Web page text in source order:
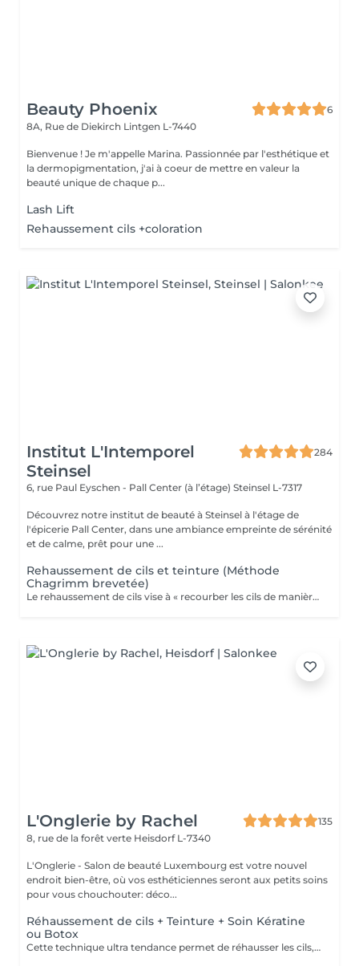
Beauty Phoenix
6
8A, Rue de Diekirch Lintgen L-7440
Bienvenue ! Je m'appelle Marina. Passionnée par l'esthétique et
la dermopigmentation, j'ai à coeur de mettre en valeur la
beauté unique de chaque p...
Lash Lift
Rehaussement cils +coloration
Institut L'Intemporel
Steinsel
284
6, rue Paul Eyschen - Pall Center (à l’étage) Steinsel L-7317
Découvrez notre institut de beauté à Steinsel à l'étage de
l'épicerie Pall Center, dans une ambiance empreinte de sérénité
et de calme, prêt pour une ...
Rehaussement de cils et teinture (Méthode
Chagrimm brevetée)
Le rehaussement de cils vise à « recourber les cils de manière naturelle afin de les galber et leur donner un effet mascara ». Et ce, sans même utiliser votre maquillage. Cela permet d'embellir et d'ouvrir le regard tout en lui donnant de la douceur, et ce, pour une durée moyenne de six semaines. Ultra-pratique pour une routine make-up allégée et un regard perçant dès le réveil. Ne remplacera jamais l'effet mascara. SVP pour éviter toute réaction ne pas venir avec des lentilles de contact ou prévoir le nécessaire pour les retirer avant la prestation et attendre minimum 3 mois entre deux rehaussements !
L'Onglerie by Rachel
135
8, rue de la forêt verte Heisdorf L-7340
L'Onglerie - Salon de beauté Luxembourg est votre nouvel
endroit bien-être, où vos esthéticiennes seront aux petits soins
pour vous chouchouter: déco...
Réhaussement de cils + Teinture + Soin Kératine
ou Botox
Cette technique ultra tendance permet de réhausser les cils, et leur apporter une courbure naturelle digne d'un mascara Découvrez le réhaussement de cils classique, soin Kératine ou combiné au soin Lash Botox: le Must Have du moment. C'est un soin réparateur pour les cils à base de kératine, panthénol et vitamines pour fortifier les cils endommagés ou fragiles, les nourrir, les hydrater et booster leur croissance. La formule du traitement est réalisée spécialement pour les cils, inoffensif pour les yeux, à base de : Vitamine E, pour rajeunir, restaurer et activer la pousse des cils. Panthénol : pour restaurer la structure du poil abimé, il enrobe chaque cil d'une pellicule qui lui ajoute volume, le nourrit, l'hydrate et stimule la pousse. Huile d'argan: hydrate, nourrit et régénère les cils, les fait briller. Kératine: remplit la structure et remplit les zones abîmées des cils. Recrée la couche de kératine naturelle. Collagène: referme les couches supérieures des cils, les rend plus flexibles, et doux. Acide Hyaluronique: restaure et hydrate les cils, empêche la perte d'humidité. Le traitement entraîne une pousse des cils, 40 % de volume en plus après le traitement soin, la teinture noire dure jusqu'à huit semaines, et l'effet du soin dure environ 2 mois. Il est possible de faire ce traitement tous les 2 à 3 mois, le résultat va s'ajouter, et les cils n'en seront que plus beaux, et en bonne santé.